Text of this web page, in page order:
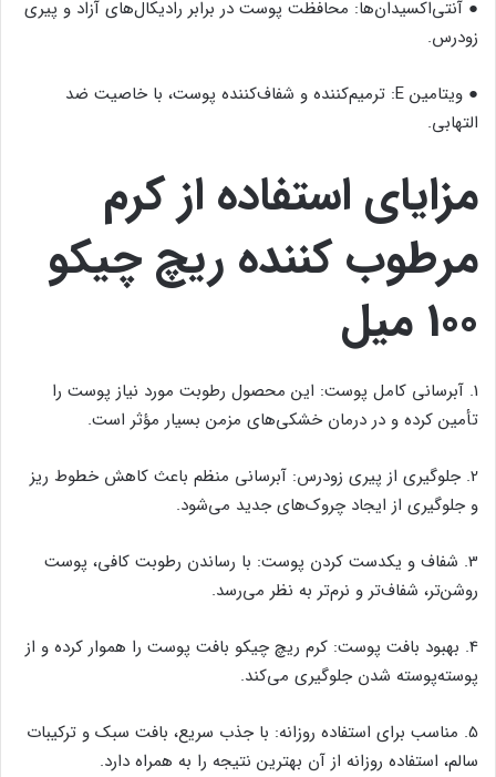
● آنتی‌اکسیدان‌ها: محافظت پوست در برابر رادیکال‌های آزاد و پیری
زودرس.
● ویتامین E: ترمیم‌کننده و شفاف‌کننده پوست، با خاصیت ضد
التهابی.
مزایای استفاده از کرم
مرطوب کننده ریچ چیکو
100 میل
1. آبرسانی کامل پوست: این محصول رطوبت مورد نیاز پوست را
تأمین کرده و در درمان خشکی‌های مزمن بسیار مؤثر است.
2. جلوگیری از پیری زودرس: آبرسانی منظم باعث کاهش خطوط ریز
و جلوگیری از ایجاد چروک‌های جدید می‌شود.
3. شفاف و یکدست کردن پوست: با رساندن رطوبت کافی، پوست
روشن‌تر، شفاف‌تر و نرم‌تر به نظر می‌رسد.
4. بهبود بافت پوست: کرم ریچ چیکو بافت پوست را هموار کرده و از
پوسته‌پوسته شدن جلوگیری می‌کند.
5. مناسب برای استفاده روزانه: با جذب سریع، بافت سبک و ترکیبات
سالم، استفاده روزانه از آن بهترین نتیجه را به همراه دارد.